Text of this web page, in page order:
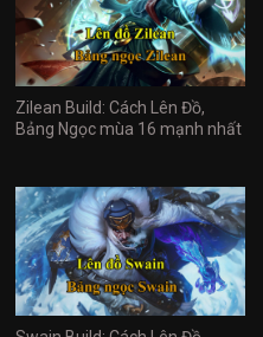
Zilean Build: Cách Lên Đồ,
Bảng Ngọc mùa 16 mạnh nhất